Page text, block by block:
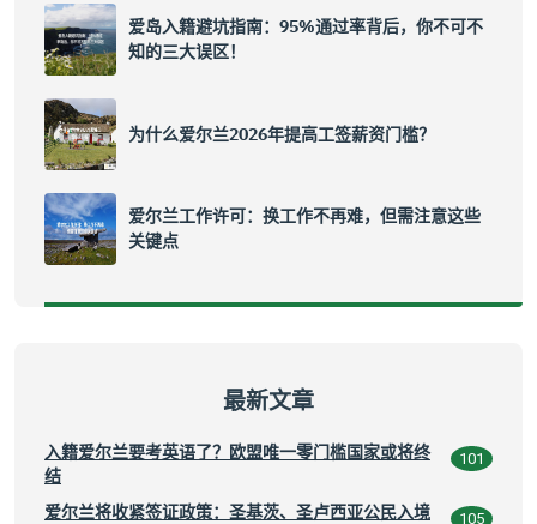
爱岛入籍避坑指南：95%通过率背后，你不可不
知的三大误区！
为什么爱尔兰2026年提高工签薪资门槛？
爱尔兰工作许可：换工作不再难，但需注意这些
关键点
最新文章
入籍爱尔兰要考英语了？欧盟唯一零门槛国家或将终
结
101
爱尔兰将收紧签证政策：圣基茨、圣卢西亚公民入境
105